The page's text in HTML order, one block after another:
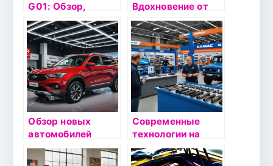
G01: Обзор,
характеристики и
советы
Вдохновение от
нового поколения
автомобилей в
Казани
Обзор новых
автомобилей
Chery: купить в
автосалоне
Современные
технологии на
службе у
автомобильной